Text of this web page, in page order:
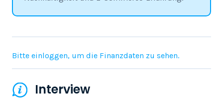
Bitte einloggen, um die Finanzdaten zu sehen.
Interview